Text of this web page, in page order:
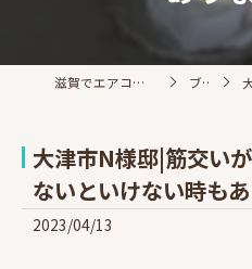
滋賀でエアコン取付なら廣田電気 ブログ 大
大津市N様邸|筋交い
ないといけない時もあ
2023/04/13